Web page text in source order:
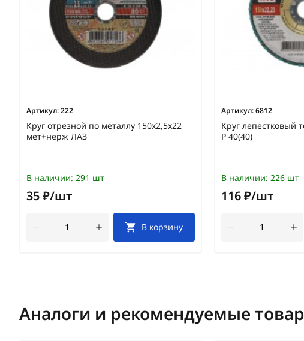
Артикул:222
Круг отрезной по металлу 150х2,5х22
мет+нерж ЛАЗ
В наличии: 291 шт
35 ₽/шт
В корзину
Артикул:6812
Круг лепестковый
Р 40(40)
В наличии: 226 шт
116 ₽/шт
Аналоги и рекомендуемые